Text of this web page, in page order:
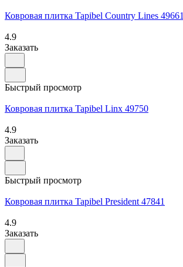
Ковровая плитка Tapibel Country Lines 49661
4.9
Заказать
Быстрый просмотр
Ковровая плитка Tapibel Linx 49750
4.9
Заказать
Быстрый просмотр
Ковровая плитка Tapibel President 47841
4.9
Заказать